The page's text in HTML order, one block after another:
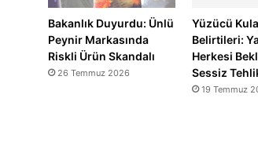
Bakanlık Duyurdu: Ünlü
Peynir Markasında
Riskli Ürün Skandalı
26 Temmuz 2026
Yüzücü
Belirtileri:
Herkesi
Sessiz
19 Temmuz